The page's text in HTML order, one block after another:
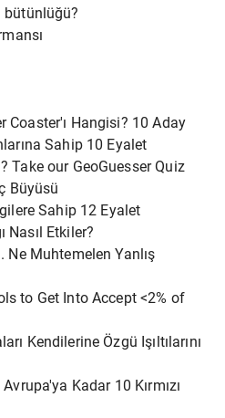
bütünlüğü?
Coaster'ı Hangisi? 10 Aday
Sahip 10 Eyalet
Take our GeoGuesser Quiz
Büyüsü
Sahip 12 Eyalet
Nasıl Etkiler?
Ne Muhtemelen Yanlış
to Get Into Accept <2% of
Kendilerine Özgü Işıltılarını
Kadar 10 Kırmızı